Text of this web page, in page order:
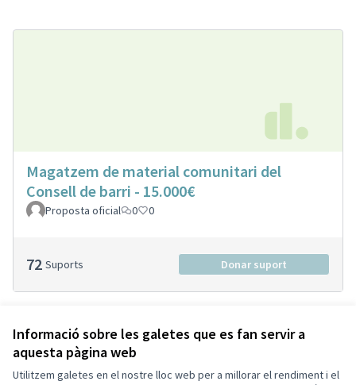
Informació sobre les galetes que es fan servir a
aquesta pàgina web
Utilitzem galetes en el nostre lloc web per a millorar el rendiment i el
Magatzem de material comunitari del
Consell de barri - 15.000€
Proposta oficial 0 0
72 Suports Donar suport
Veure totes les propostes retirades
Termes i condicions d'ús